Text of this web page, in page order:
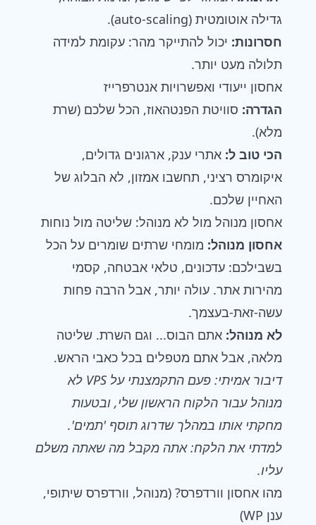
גדילה אוטומטית (auto-scaling).
חסרונות: יכול להתייקר מהר: עקומת למידה
תלולה מעט יותר.
אחסון ייעודי ואפשרויות אנטרפרייז
הגדרה: סוויטת הפנטהאוז, הכל שלכם (שרת
מלא).
הכי טוב ל: אתרי ענק, ארגונים גדולים,
איקומרס רציני, תחשבו אמזון, לא הבלוג של
האחיין שלכם.
אחסון מנוהל מול לא מנוהל: שליטה מול נוחות
אחסון מנוהל: מומחי שרתים שומרים על הכל
בשבילכם: עדכונים, טלאי אבטחה, קסמי
מהירות אתר. עולה יותר, אבל הרבה פחות
עשה-זאת-בעצמך.
לא מנוהל: אתם הבוס... וגם השרת. שליטה
מלאה, אבל אתם מטפלים בכל כאבי הראש.
דיבור אמיתי: פעם התקמצנתי על VPS לא
מנוהל עבור הלקוח הראשון שלי, ובטעות
מחקתי אותו במהלך שדרוג תוסף 'תמים'.
למדתי את הלקח: אתה מקבל מה שאתה משלם
עליו.
מהו אחסון וורדפרס? (מנוהל, וורדפרס שיתופי,
ענן WP)